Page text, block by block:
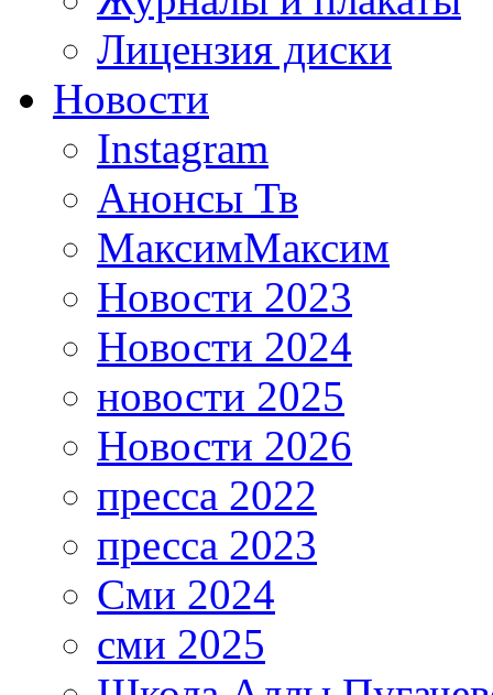
Лицензия диски
Новости
Instagram
Анонсы Тв
МаксимМаксим
Новости 2023
Новости 2024
новости 2025
Новости 2026
пресса 2022
пресса 2023
Сми 2024
сми 2025